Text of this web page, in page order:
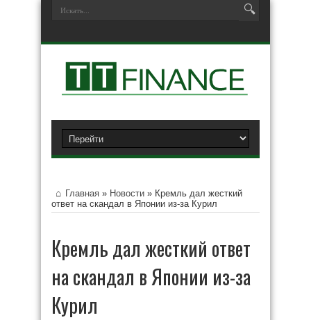
Главная » Новости » Кремль дал жесткий
ответ на скандал в Японии из-за Курил
Кремль дал жесткий ответ
на скандал в Японии из-за
Курил